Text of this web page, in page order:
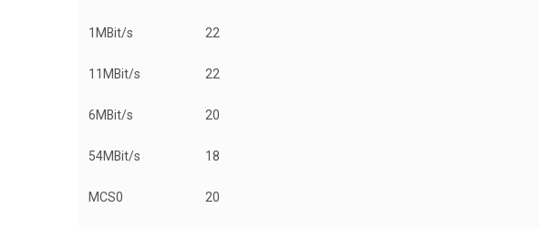
1MBit/s 22
11MBit/s 22
6MBit/s 20
54MBit/s 18
MCS0 20